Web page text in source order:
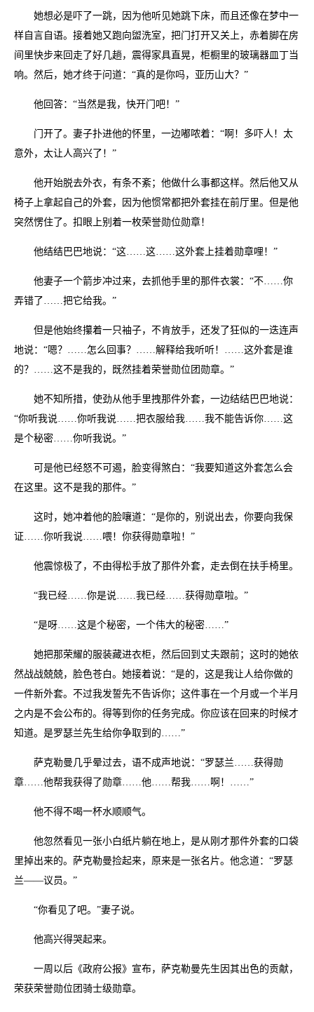
她想必是吓了一跳，因为他听见她跳下床，而且还像在梦中一
样自言自语。接着她又跑向盥洗室，把门打开又关上，赤着脚在房
间里快步来回走了好几趟，震得家具直晃，柜橱里的玻璃器皿丁当
响。然后，她才终于问道：“真的是你吗，亚历山大？”
他回答：“当然是我，快开门吧！”
门开了。妻子扑进他的怀里，一边嘟哝着：“啊！多吓人！太
意外，太让人高兴了！”
他开始脱去外衣，有条不紊；他做什么事都这样。然后他又从
椅子上拿起自己的外套，因为他惯常都把外套挂在前厅里。但是他
突然愣住了。扣眼上别着一枚荣誉勋位勋章！
他结结巴巴地说：“这……这……这外套上挂着勋章哩！”
他妻子一个箭步冲过来，去抓他手里的那件衣裳：“不……你
弄错了……把它给我。”
但是他始终攥着一只袖子，不肯放手，还发了狂似的一迭连声
地说：“嗯？……怎么回事？……解释给我听听！……这外套是谁
的？……这不是我的，既然挂着荣誉勋位团勋章。”
她不知所措，使劲从他手里拽那件外套，一边结结巴巴地说：
“你听我说……你听我说……把衣服给我……我不能告诉你……这
是个秘密……你听我说。”
可是他已经怒不可遏，脸变得煞白：“我要知道这外套怎么会
在这里。这不是我的那件。”
这时，她冲着他的脸嚷道：“是你的，别说出去，你要向我保
证……你听我说……喂！你获得勋章啦！”
他震惊极了，不由得松手放了那件外套，走去倒在扶手椅里。
“我已经……你是说……我已经……获得勋章啦。”
“是呀……这是个秘密，一个伟大的秘密……”
她把那荣耀的服装藏进衣柜，然后回到丈夫跟前；这时的她依
然战战兢兢，脸色苍白。她接着说：“是的，这是我让人给你做的
一件新外套。不过我发誓先不告诉你；这件事在一个月或一个半月
之内是不会公布的。得等到你的任务完成。你应该在回来的时候才
知道。是罗瑟兰先生给你争取到的……”
萨克勒曼几乎晕过去，语不成声地说：“罗瑟兰……获得勋
章……他帮我获得了勋章……他……帮我……啊！……”
他不得不喝一杯水顺顺气。
他忽然看见一张小白纸片躺在地上，是从刚才那件外套的口袋
里掉出来的。萨克勒曼捡起来，原来是一张名片。他念道：“罗瑟
兰——议员。”
“你看见了吧。”妻子说。
他高兴得哭起来。
一周以后《政府公报》宣布，萨克勒曼先生因其出色的贡献，
荣获荣誉勋位团骑士级勋章。